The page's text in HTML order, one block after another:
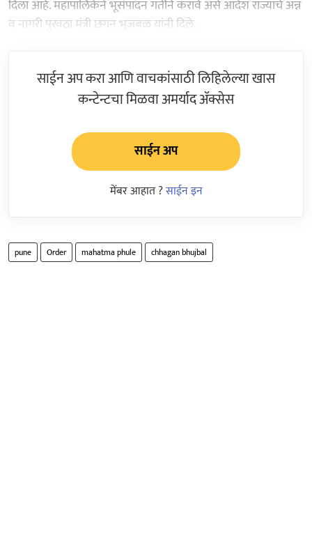
दिला आहे. महापालिकेने भूसंपादन गतीने करावे असे आदेश राज्याचे अन्न
व नागरी पुरवठा मंत्री छगन भुजबळ यांनी दिले.
साईन अप करा आणि वाचकांसाठी लिहिलेल्या खास
कन्टेन्टचा मिळवा अमर्याद ॲक्सेस
साईन अप
मेंबर आहात ?साईन इन
pune Order mahatma phule chhagan bhujbal